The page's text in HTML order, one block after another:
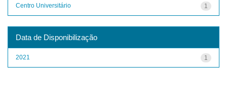
1
Centro Universitário
Data de Disponibilização
1
2021